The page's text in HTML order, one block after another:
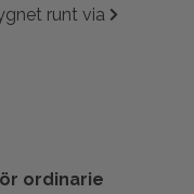
runt via
ordinarie